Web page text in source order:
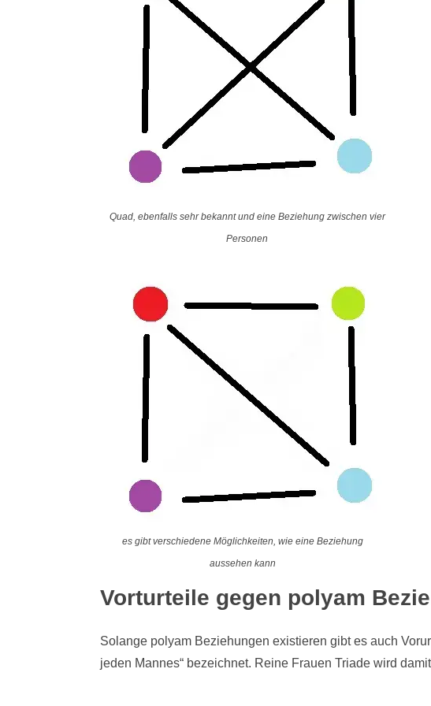
Quad, ebenfalls sehr bekannt und eine Beziehung zwischen vier
Personen
es gibt verschiedene Möglichkeiten, wie eine Beziehung
aussehen kann
Vorturteile gegen polyam
Solange polyam Beziehungen existieren gibt es auch
jeden Mannes“ bezeichnet. Reine Frauen Triade wird